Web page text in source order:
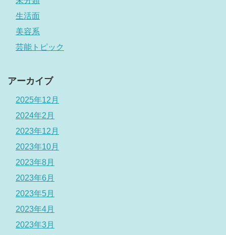
生活面
美容系
芸能トピック
アーカイブ
2025年12月
2024年2月
2023年12月
2023年10月
2023年8月
2023年6月
2023年5月
2023年4月
2023年3月